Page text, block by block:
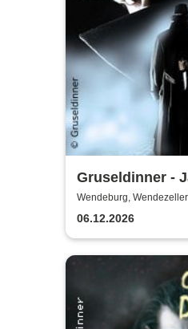
Gruseldinner -
Ripper
Wendeburg,
06.12.2026